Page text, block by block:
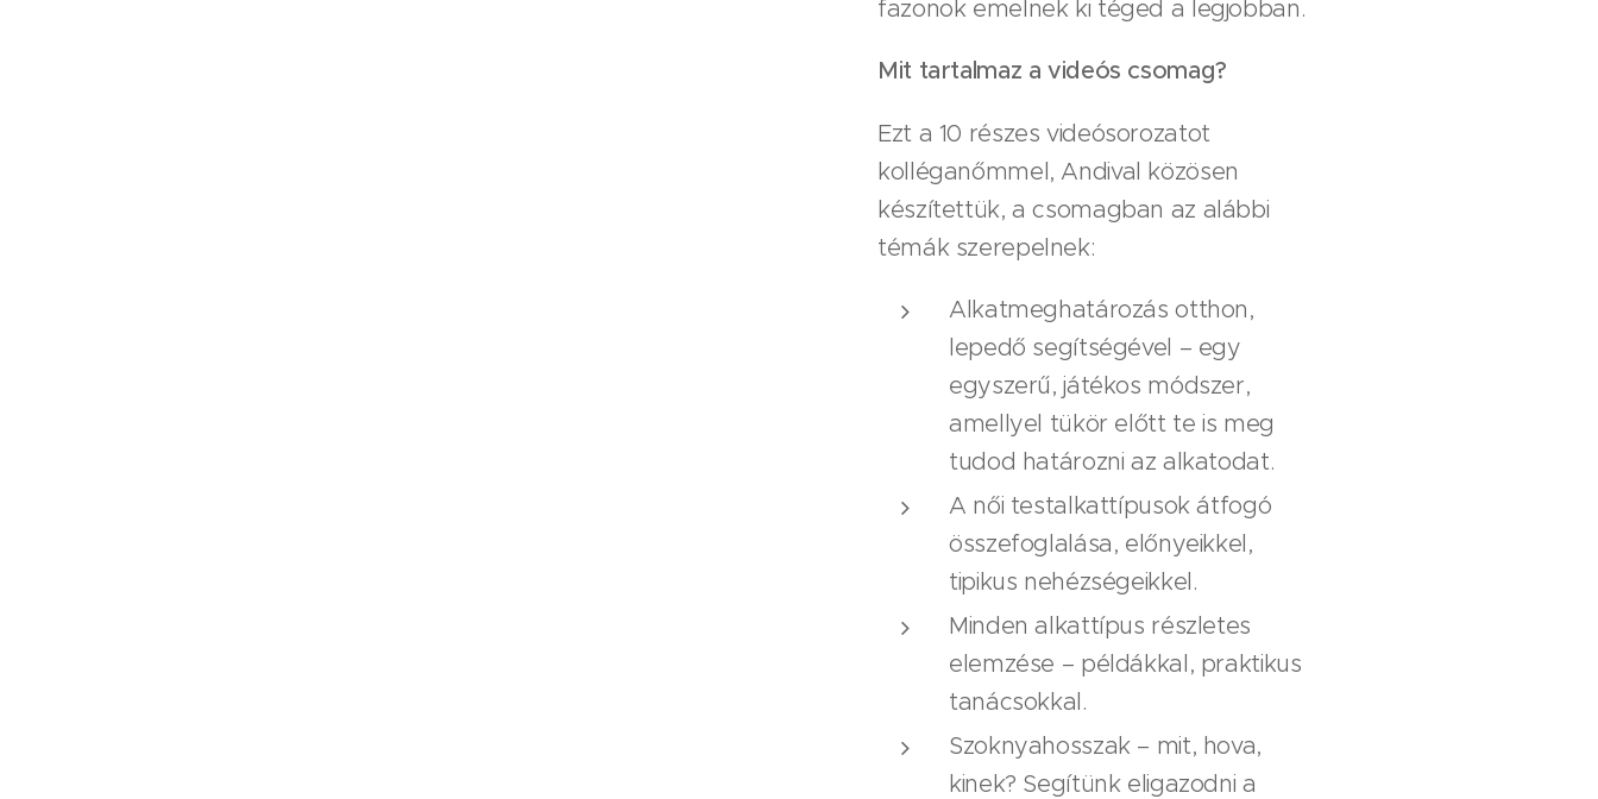
fazonok emelnek ki téged a legjobban.
Mit tartalmaz a videós csomag?
Ezt a 10 részes videósorozatot
kolléganőmmel, Andival közösen
készítettük, a csomagban az alábbi
témák szerepelnek:
Alkatmeghatározás otthon,
lepedő segítségével – egy
egyszerű, játékos módszer,
amellyel tükör előtt te is meg
tudod határozni az alkatodat.
A női testalkattípusok átfogó
összefoglalása, előnyeikkel,
tipikus nehézségeikkel.
Minden alkattípus részletes
elemzése – példákkal, praktikus
tanácsokkal.
Szoknyahosszak – mit, hova,
kinek? Segítünk eligazodni a